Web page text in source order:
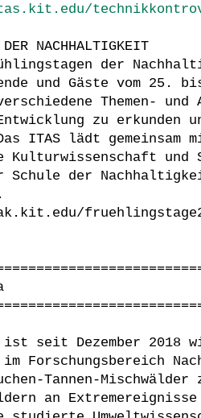
DER NACHHALTIGKEIT
der
und Gäste vom 25.
Themen-
zu erkunden
ITAS lädt gemeinsam
Kulturwissenschaft und
Schule der
seit Dezember 2018
Forschungsbereich
Tannen-Mischwälder
an Extremereignisse